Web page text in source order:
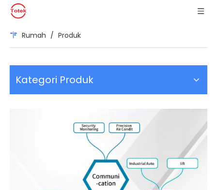
Rumah / Produk
Kategori Produk